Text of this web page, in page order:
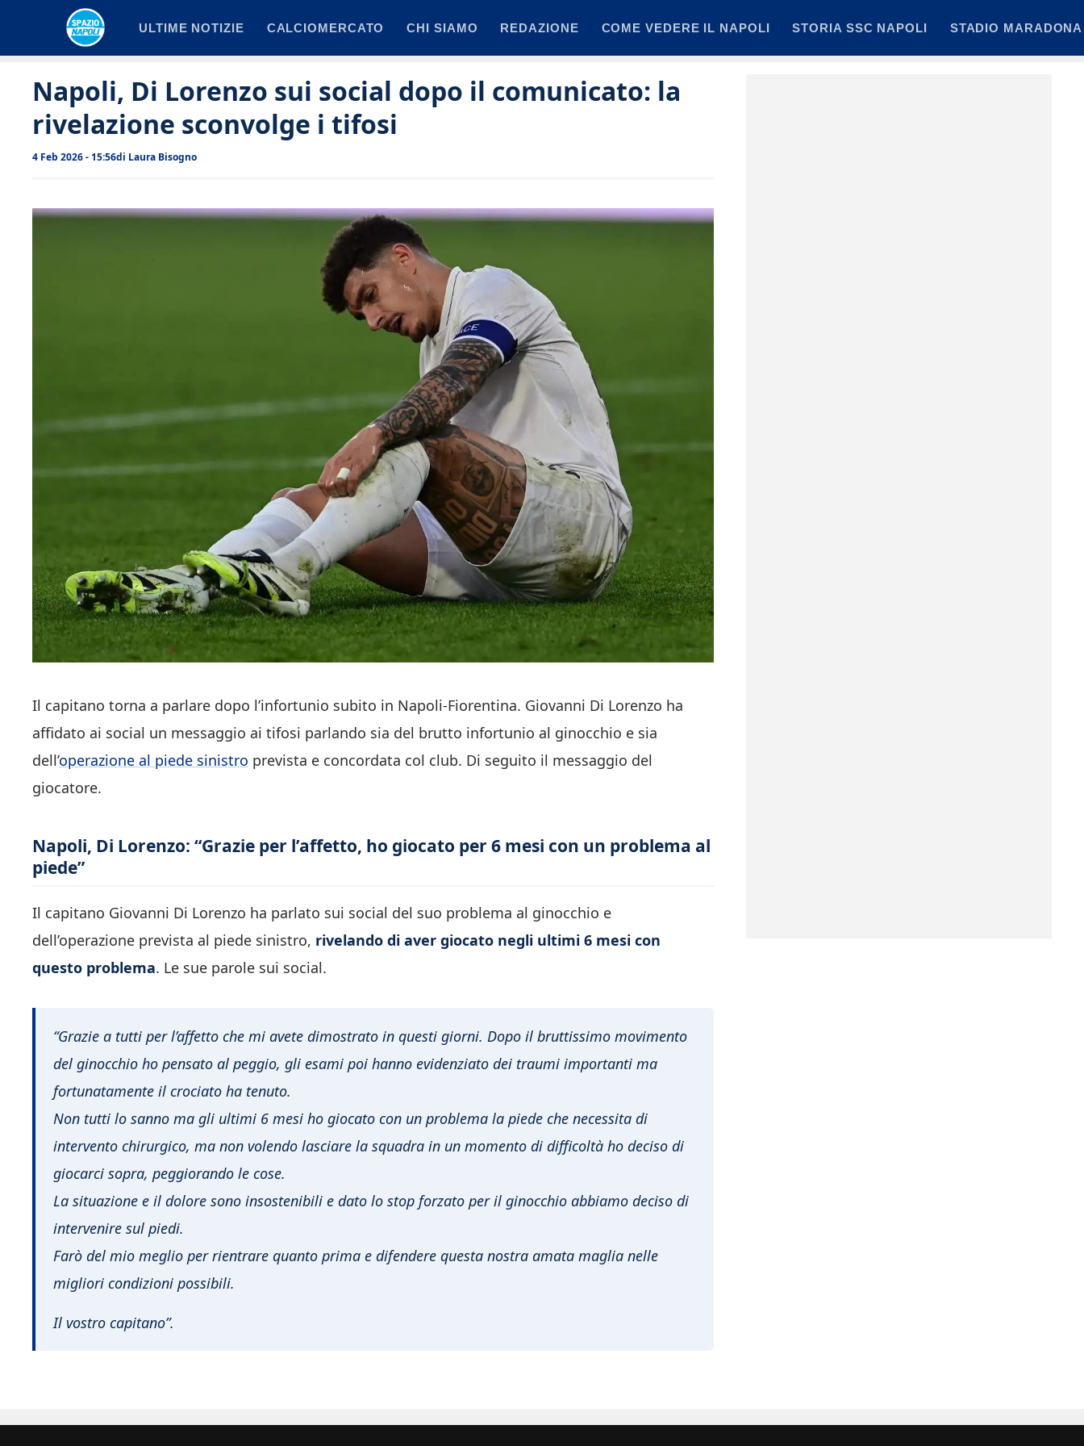
ULTIME NOTIZIE CALCIOMERCATO CHI SIAMO REDAZIONE COME VEDERE IL NAPOLI STORIA SSC NAPOLI STADIO MARADONA
Napoli, Di Lorenzo sui social dopo il comunicato: la
rivelazione sconvolge i tifosi
4 Feb 2026 - 15:56di Laura Bisogno
Il capitano torna a parlare dopo l’infortunio subito in Napoli-Fiorentina. Giovanni Di Lorenzo ha
affidato ai social un messaggio ai tifosi parlando sia del brutto infortunio al ginocchio e sia
dell’operazione al piede sinistro prevista e concordata col club. Di seguito il messaggio del
giocatore.
Napoli, Di Lorenzo: “Grazie per l’affetto, ho giocato per 6 mesi con un problema al
piede”
Il capitano Giovanni Di Lorenzo ha parlato sui social del suo problema al ginocchio e
dell’operazione prevista al piede sinistro, rivelando di aver giocato negli ultimi 6 mesi con
questo problema. Le sue parole sui social.
“Grazie a tutti per l’affetto che mi avete dimostrato in questi giorni. Dopo il bruttissimo movimento
del ginocchio ho pensato al peggio, gli esami poi hanno evidenziato dei traumi importanti ma
fortunatamente il crociato ha tenuto.
Non tutti lo sanno ma gli ultimi 6 mesi ho giocato con un problema la piede che necessita di
intervento chirurgico, ma non volendo lasciare la squadra in un momento di difficoltà ho deciso di
giocarci sopra, peggiorando le cose.
La situazione e il dolore sono insostenibili e dato lo stop forzato per il ginocchio abbiamo deciso di
intervenire sul piedi.
Farò del mio meglio per rientrare quanto prima e difendere questa nostra amata maglia nelle
migliori condizioni possibili.
Il vostro capitano”.